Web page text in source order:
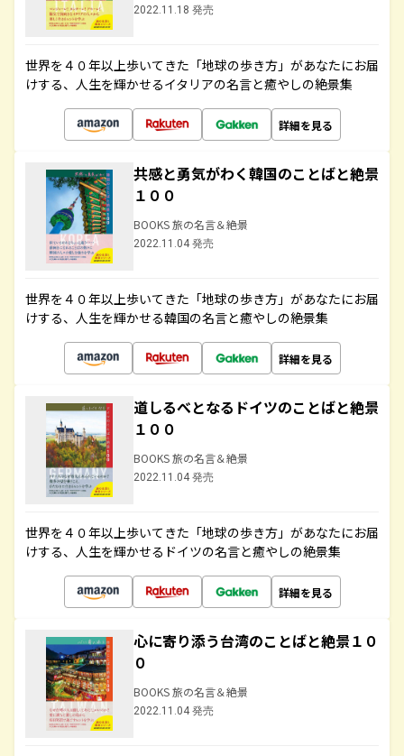
2022.11.18 発売
世界を４０年以上歩いてきた「地球の歩き方」があなたにお届
けする、人生を輝かせるイタリアの名言と癒やしの絶景集
詳細を見る
共感と勇気がわく韓国のことばと絶景
１００
BOOKS 旅の名言＆絶景
2022.11.04 発売
世界を４０年以上歩いてきた「地球の歩き方」があなたにお届
けする、人生を輝かせる韓国の名言と癒やしの絶景集
詳細を見る
道しるべとなるドイツのことばと絶景
１００
BOOKS 旅の名言＆絶景
2022.11.04 発売
世界を４０年以上歩いてきた「地球の歩き方」があなたにお届
けする、人生を輝かせるドイツの名言と癒やしの絶景集
詳細を見る
心に寄り添う台湾のことばと絶景１０
０
BOOKS 旅の名言＆絶景
2022.11.04 発売